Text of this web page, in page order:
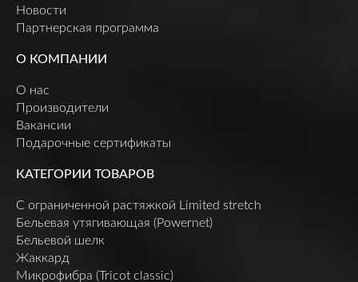
Новости
Партнерская программа
О КОМПАНИИ
О нас
Производители
Вакансии
Подарочные сертификаты
КАТЕГОРИИ ТОВАРОВ
C ограниченной растяжкой Limited stretch
Бельевая утягивающая (Powernet)
Бельевой шелк
Жаккард
Микрофибра (Tricot classic)